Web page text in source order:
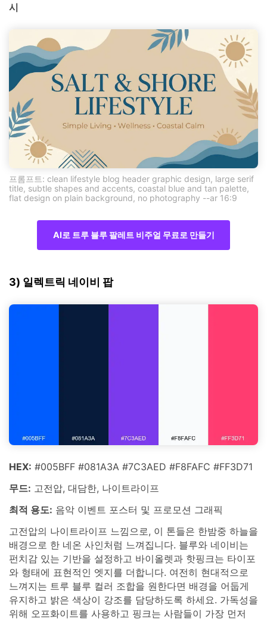
시
프롬프트: clean lifestyle blog header graphic design, large serif
title, subtle shapes and accents, coastal blue and tan palette,
flat design on plain background, no photography --ar 16:9
AI로 트루 블루 팔레트 비주얼 무료로 만들기
3) 일렉트릭 네이비 팝
HEX: #005BFF #081A3A #7C3AED #F8FAFC #FF3D71
무드: 고전압, 대담한, 나이트라이프
최적 용도: 음악 이벤트 포스터 및 프로모션 그래픽
고전압의 나이트라이프 느낌으로, 이 톤들은 한밤중 하늘을
배경으로 한 네온 사인처럼 느껴집니다. 블루와 네이비는
펀치감 있는 기반을 설정하고 바이올렛과 핫핑크는 타이포
와 형태에 표현적인 엣지를 더합니다. 여전히 현대적으로
느껴지는 트루 블루 컬러 조합을 원한다면 배경을 어둡게
유지하고 밝은 색상이 강조를 담당하도록 하세요. 가독성을
위해 오프화이트를 사용하고 핑크는 사람들이 가장 먼저